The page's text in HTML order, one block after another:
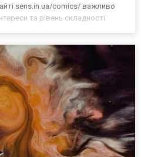
sens.in.ua/comics/ важливо
та рівень складності